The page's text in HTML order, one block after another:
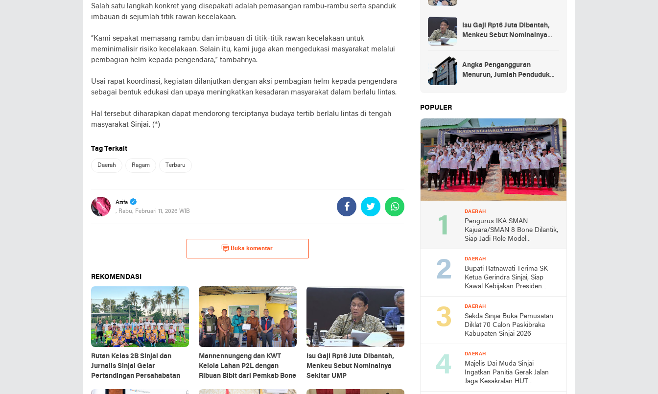
Salah satu langkah konkret yang disepakati adalah pemasangan rambu-rambu serta spanduk
imbauan di sejumlah titik rawan kecelakaan.
“Kami sepakat memasang rambu dan imbauan di titik-titik rawan kecelakaan untuk
meminimalisir risiko kecelakaan. Selain itu, kami juga akan mengedukasi masyarakat melalui
pembagian helm kepada pengendara,” tambahnya.
Usai rapat koordinasi, kegiatan dilanjutkan dengan aksi pembagian helm kepada pengendara
sebagai bentuk edukasi dan upaya meningkatkan kesadaran masyarakat dalam berlalu lintas.
Hal tersebut diharapkan dapat mendorong terciptanya budaya tertib berlalu lintas di tengah
masyarakat Sinjai. (*)
Tag Terkait
Daerah Ragam Terbaru
Azifa
, Rabu, Februari 11, 2026 WIB
Buka komentar
REKOMENDASI
Rutan Kelas 2B Sinjai dan
Jurnalis Sinjai Gelar
Pertandingan Persahabatan
Mannennungeng dan KWT
Kelola Lahan P2L dengan
Ribuan Bibit dari Pemkab Bone
Isu Gaji Rp16 Juta Dibantah,
Menkeu Sebut Nominalnya
Sekitar UMP
Isu Gaji Rp16 Juta Dibantah,
Menkeu Sebut Nominalnya
Angka Pengangguran
Menurun, Jumlah Penduduk
POPULER
DAERAH
Pengurus IKA SMAN
Kajuara/SMAN 8 Bone Dilantik,
Siap Jadi Role Model
DAERAH
Bupati Ratnawati Terima SK
Ketua Gerindra Sinjai, Siap
Kawal Kebijakan Presiden
DAERAH
Sekda Sinjai Buka Pemusatan
Diklat 70 Calon Paskibraka
Kabupaten Sinjai 2026
DAERAH
Majelis Dai Muda Sinjai
Ingatkan Panitia Gerak Jalan
Jaga Kesakralan HUT